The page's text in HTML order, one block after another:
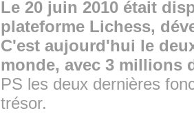
Le 20 juin 2010 était
plateforme Lichess,
C'est aujourd'hui le
monde, avec 3 millions
PS les deux dernières
trésor.